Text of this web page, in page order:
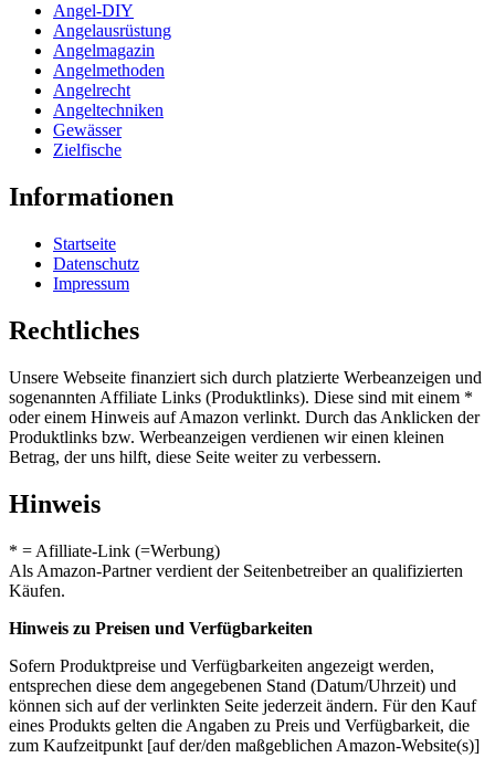
Angel-DIY
Angelausrüstung
Angelmagazin
Angelmethoden
Angelrecht
Angeltechniken
Gewässer
Zielfische
Informationen
Startseite
Datenschutz
Impressum
Rechtliches
Unsere Webseite finanziert sich durch platzierte Werbeanzeigen und
sogenannten Affiliate Links (Produktlinks). Diese sind mit einem *
oder einem Hinweis auf Amazon verlinkt. Durch das Anklicken der
Produktlinks bzw. Werbeanzeigen verdienen wir einen kleinen
Betrag, der uns hilft, diese Seite weiter zu verbessern.
Hinweis
* = Afilliate-Link (=Werbung)
Als Amazon-Partner verdient der Seitenbetreiber an qualifizierten
Käufen.
Hinweis zu Preisen und Verfügbarkeiten
Sofern Produktpreise und Verfügbarkeiten angezeigt werden,
entsprechen diese dem angegebenen Stand (Datum/Uhrzeit) und
können sich auf der verlinkten Seite jederzeit ändern. Für den Kauf
eines Produkts gelten die Angaben zu Preis und Verfügbarkeit, die
zum Kaufzeitpunkt [auf der/den maßgeblichen Amazon-Website(s)]